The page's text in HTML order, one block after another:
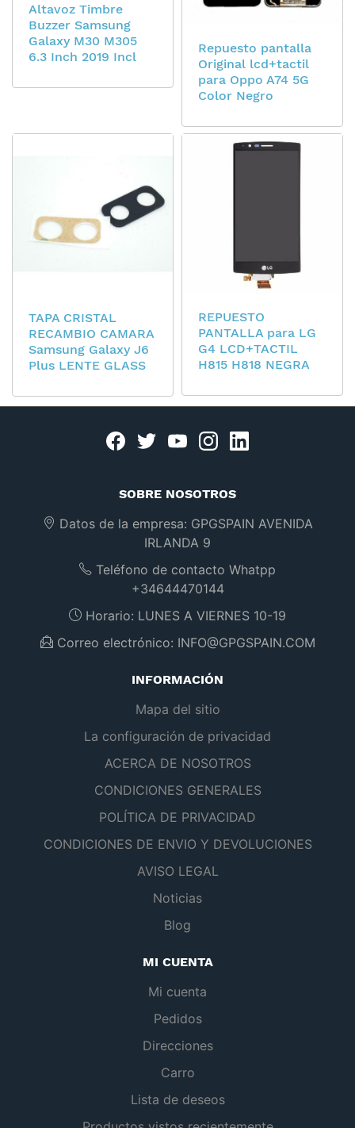
Altavoz Timbre
Buzzer Samsung
Galaxy M30 M305
6.3 Inch 2019 Incl
Repuesto pantalla
Original lcd+tactil
para Oppo A74 5G
Color Negro
TAPA CRISTAL
RECAMBIO CAMARA
Samsung Galaxy J6
Plus LENTE GLASS
REPUESTO
PANTALLA para LG
G4 LCD+TACTIL
H815 H818 NEGRA
Facebook
twitteryoutubeinstagram
SOBRE NOSOTROS
Datos de la empresa: GPGSPAIN AVENIDA
IRLANDA 9
Teléfono de contacto Whatpp
+34644470144
Horario: LUNES A VIERNES 10-19
Correo electrónico: INFO@GPGSPAIN.COM
INFORMACIÓN
Mapa del sitio
La configuración de privacidad
ACERCA DE NOSOTROS
CONDICIONES GENERALES
POLÍTICA DE PRIVACIDAD
CONDICIONES DE ENVIO Y DEVOLUCIONES
AVISO LEGAL
Noticias
Blog
MI CUENTA
Mi cuenta
Pedidos
Direcciones
Carro
Lista de deseos